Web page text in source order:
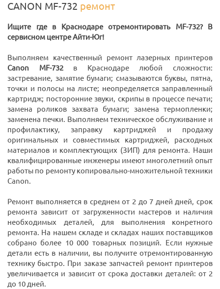
CANON MF-732 ремонт
Ищите где в Краснодаре отремонтировать MF-732? В
сервисном центре Айти-Юг!
Выполняем качественный ремонт лазерных принтеров
Canon MF-732в Краснодаре любой сложности:
застревание, замятие бумаги; смазываются буквы, пятна,
точки и полосы на листе; неопределяется заправленный
картридж; посторонние звуки, скрипы в процессе печати;
замена роликов захвата бумаги; замена термопленки;
заменена печки. Выполняем техническое обслуживание и
профилактику, заправку картриджей и продажу
оригинальных и совместимых картриджей, расходных
материалов и комплектующих (ЗИП) для ремонта. Наши
квалифицированные инженеры имеют многолетний опыт
работы по ремонту копировально-множительной техники
Canon.
Ремонт выполняется в среднем от 2 до 7 дней дней, срок
ремонта зависит от загруженности мастеров и наличия
необходимых деталей, для выполнения конретного
ремонта. На нашем складе и складах наших поставщиков
собрано более 10 000 товарных позиций. Если нужные
детали есть в наличии, вы получите отремонтированную
технику быстро. При заказе запчастей ремонт принтеров
увеличивается и зависит от срока доставки деталей: от 2
до 10 дней.